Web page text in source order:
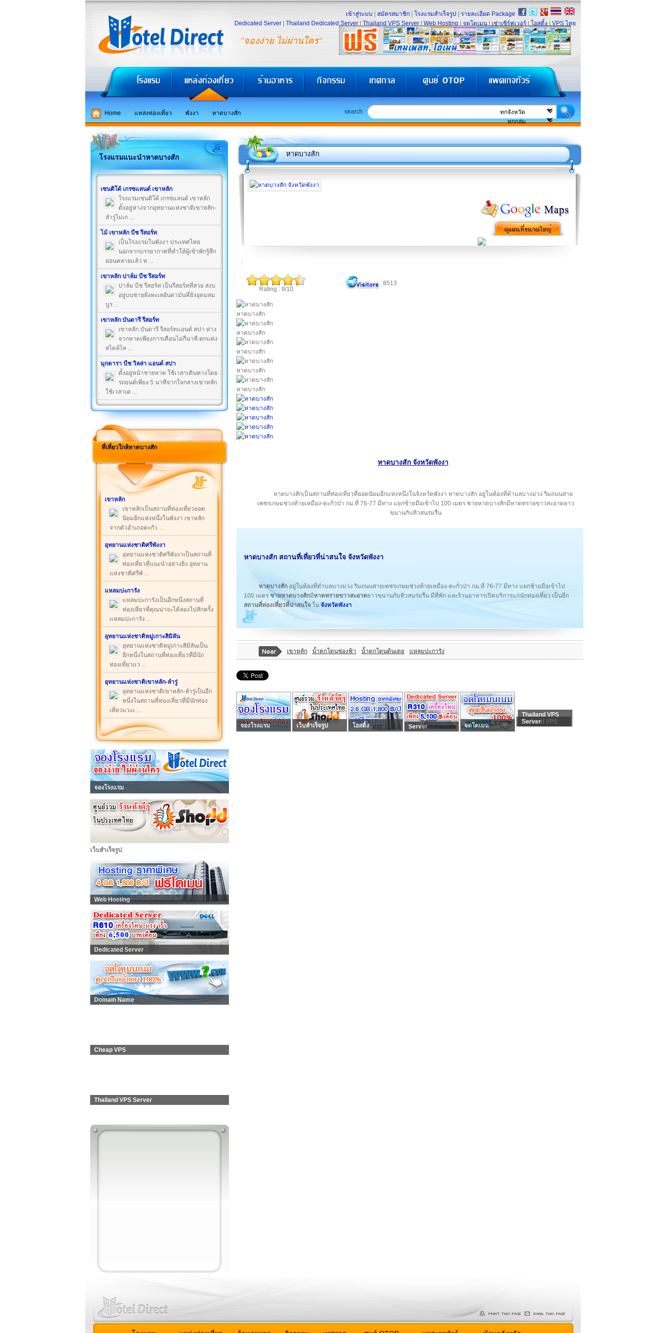
"จองง่าย ไม่ผ่านใคร"
เข้าสู่ระบบ สมัครสมาชิก โรงแรมสำเร็จรูป
รายละเอียด Package
Dedicated Server
Thailand Dedicated Server Thailand VPS Server Web Hosting จดโดเมน เช่าเซิร์ฟเวอร์ โฮสติ้ง VPS ไทย
Home แหล่งท่องเที่ยว พังงา หาดบางสัก search
โรงแรมแนะนำหาดบางสัก
เซนติโด้ เกรซแลนด์ เขาหลัก
โรงแรมเซนติโด้ เกรซแลนด์ เขาหลัก
ตั้งอยู่ห่างจากอุทยานแห่งชาติเขาหลัก-
ลำรู่ไม่เก ...
ไม้ เขาหลัก บีช รีสอร์ท
เป็นโรงแรมในพังงา ประเทศไทย
นอกจากบรรยากาศที่ทำให้ผู้เข้าพักรู้สึก
ผ่อนคลายแล้ว ท ...
เขาหลัก ปาล์ม บีช รีสอร์ท
ปาล์ม บีช รีสอร์ท เป็นรีสอร์ทที่สวย สงบ
อยู่บนชายฝั่งทะเลอันดามันที่ยังอุดมสม
บูร ...
เขาหลัก บันดารี รีสอร์ท
เขาหลัก บันดารี รีสอร์ทแอนด์ สปา ห่าง
จากหาดเพียงการเดือนไม่กี่นาที ตกแต่ง
สไตล์ไท ...
มุกดารา บีช วิลล่า แอนด์ สปา
ตั้งอยู่หน้าชายหาด ใช้เวลาเดินทางโดย
รถยนต์เพียง 5 นาทีจากใจกลางเขาหลัก
ใช้เวลาเด ...
ที่เที่ยวใกล้หาดบางสัก
เขาหลัก
เขาหลักเป็นสถานที่ท่องเที่ยวยอด
นิยมอีกแห่งหนึ่งในพังงา เขาหลัก
จากตัวอำเภอตะกั่ว ...
อุทยานแห่งชาติศรีพังงา
อุทยานแห่งชาติศรีพังงาเป็นสถานที่
ท่องเที่ยวที่แนะนำอย่างยิ่ง อุทยาน
แห่งชาติศรีพั ...
แหลมปะการัง
แหลมปะการังเป็นอีกหนึ่งสถานที่
ท่องเที่ยวที่คุณน่าจะได้ลองไปสักครั้ง
แหลมปะการัง ...
อุทยานแห่งชาติหมู่เกาะสิมิลัน
อุทยานแห่งชาติหมู่เกาะสิมิลันเป็น
อีกหนึ่งในสถานที่ท่องเที่ยวที่มีนัก
ท่องเที่ยวแว ...
อุทยานแห่งชาติเขาหลัก-ลำรู่
อุทยานแห่งชาติเขาหลัก-ลำรู่เป็นอีก
หนึ่งในสถานที่ท่องเที่ยวที่มีนักท่อง
เที่ยวแวะเ ...
จองโรงแรม
เว็บสำเร็จรูป
Web Hosting
Dedicated Server
Domain Name
Cheap VPS
Thailand VPS Server
หาดบางสัก
Rating : 9/10
8513
หาดบางสัก
หาดบางสัก
หาดบางสัก
หาดบางสัก
หาดบางสัก
หาดบางสัก จังหวัดพังงา
หาดบางสักเป็นสถานที่ท่องเที่ยวที่ยอดนิยมอีกแห่งหนึ่งในจังหวัดพังงา หาดบางสัก อยู่ในท้องที่ตำบลบางม่วง ริมถนนสาย
เพชรเกษมช่วงท้ายเหมือง-ตะกั่วป่า กม.ที่ 76-77 มีทาง แยกซ้ายมือเข้าไป 100 เมตร ชายหาดบางสักมีหาดทรายขาวสะอาดยาว
ขนานกับทิวสนร่มรื่น
หาดบางสัก สถานที่เที่ยวที่น่าสนใจ จังหวัดพังงา
หาดบางสัก อยู่ในท้องที่ตำบลบางม่วง ริมถนนสายเพชรเกษมช่วงท้ายเหมือง-ตะกั่วป่า กม.ที่ 76-77 มีทาง แยกซ้ายมือเข้าไป
100 เมตร ชายหาดบางสักมีหาดทรายขาวสะอาดยาวขนานกับทิวสนร่มรื่น มีที่พัก และร้านอาหารเปิดบริการแก่นักท่องเที่ยว เป็นอีก
สถานที่ท่องเที่ยวที่น่าสนใจ ใน จังหวัดพังงา
เขาหลัก น้ำตกโตนช่องฟ้า น้ำตกโตนต้นเตย แหลมปะการัง
จองโรงแรม เว็บสำเร็จรูป โฮสติ้ง Server จดโดเมน
Thailand VPS
Thailand VPS
Server